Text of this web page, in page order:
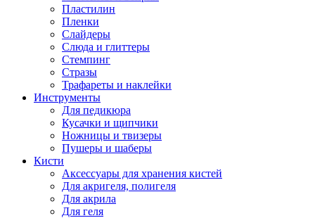
Пластилин
Пленки
Слайдеры
Слюда и глиттеры
Стемпинг
Стразы
Трафареты и наклейки
Инструменты
Для педикюра
Кусачки и щипчики
Ножницы и твизеры
Пушеры и шаберы
Кисти
Аксессуары для хранения кистей
Для акригеля, полигеля
Для акрила
Для геля